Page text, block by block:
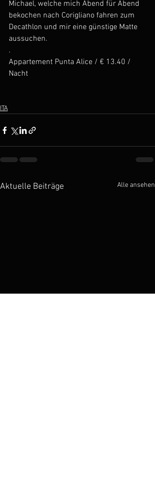
Michael, welche mich Abend für Abend
bekochen nach Corigliano fahren zum
Decathlon und mir eine günstige Matte
aussuchen.
.
Appartement Punta Alice / € 13.40 /
Nacht
ITA
Aktuelle Beiträge Alle ansehen